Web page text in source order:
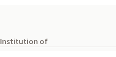
Institution of